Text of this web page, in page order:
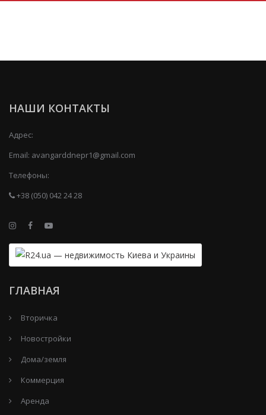
НАШИ КОНТАКТЫ
Адрес:
Email: avangarddnepr1@gmail.com
Телефоны:
+38 (050) 042 24 28
ГЛАВНАЯ
Вторичка
Новостройки
Дома/земля
Коммерция
Аренда